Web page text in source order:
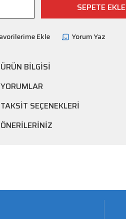
SEPETE EKLE
Yorum Yaz
ÜRÜN BILGISI
YORUMLAR
TAKSIT SEÇENEKLERI
ÖNERILERINIZ